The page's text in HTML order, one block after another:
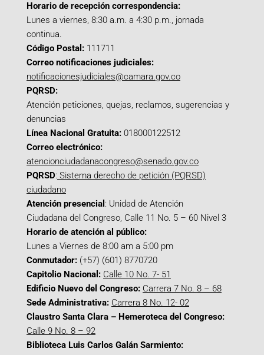
Horario de recepción correspondencia:
Lunes a viernes, 8:30 a.m. a 4:30 p.m., jornada
continua.
Código Postal: 111711
Correo notificaciones judiciales:
notificacionesjudiciales@camara.gov.co
PQRSD:
Atención peticiones, quejas, reclamos, sugerencias y
denuncias
Línea Nacional Gratuita: 018000122512
Correo electrónico:
atencionciudadanacongreso@senado.gov.co
PQRSD: Sistema derecho de petición (PQRSD)
ciudadano
Atención presencial : Unidad de Atención
Ciudadana del Congreso, Calle 11 No. 5 – 60 Nivel 3
Horario de atención al público:
Lunes a Viernes de 8:00 am a 5:00 pm
Conmutador: (+57) (601) 8770720
Capitolio Nacional: Calle 10 No. 7- 51
Edificio Nuevo del Congreso: Carrera 7 No. 8 – 68
Sede Administrativa: Carrera 8 No. 12- 02
Claustro Santa Clara – Hemeroteca del Congreso:
Calle 9 No. 8 – 92
Biblioteca Luis Carlos Galán Sarmiento: